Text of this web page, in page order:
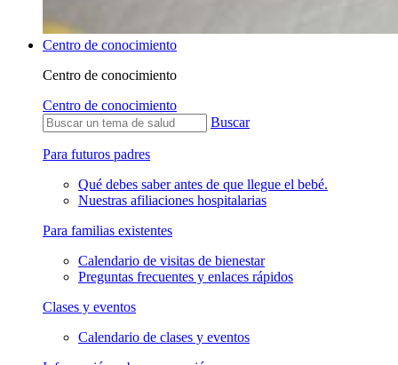
Centro de conocimiento
Centro de conocimiento
Centro de conocimiento
Buscar
Para futuros padres
Qué debes saber antes de que llegue el bebé.
Nuestras afiliaciones hospitalarias
Para familias existentes
Calendario de visitas de bienestar
Preguntas frecuentes y enlaces rápidos
Clases y eventos
Calendario de clases y eventos